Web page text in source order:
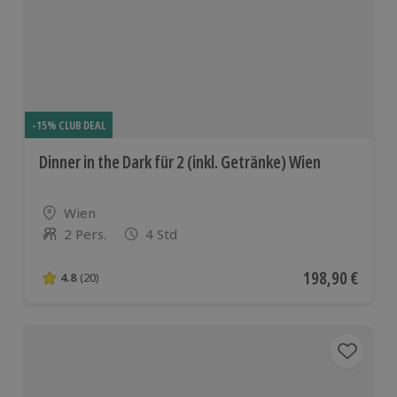
-15% CLUB DEAL
Dinner in the Dark für 2 (inkl. Getränke) Wien
Standort
Wien
Anzahl der Teilnehmer
2 Pers. 4 Std
4.8 von 5 Sternen basierend auf 20 Bewertungen
4.8 (20) Aktueller Preis
198,90 €